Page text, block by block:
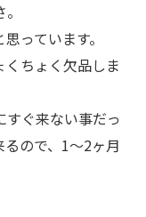
っています。
ちょく欠品しま
ぐ来ない事だっ
ので、1〜2ヶ月